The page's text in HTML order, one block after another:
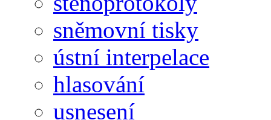
sněmovní tisky
ústní interpelace
hlasování
usnesení